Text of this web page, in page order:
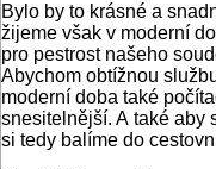
Bylo by to krásné a
žijeme však v moderní
pro pestrost našeho
Abychom obtížnou
moderní doba také
snesitelnější. A také aby
si tedy balíme do